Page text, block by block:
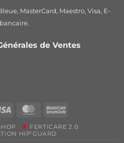
MasterCard, Maestro, Visa, E-
de Ventes
Visa MasterCardMasterCard
FERTICARE 2.0
HIP’GUARD